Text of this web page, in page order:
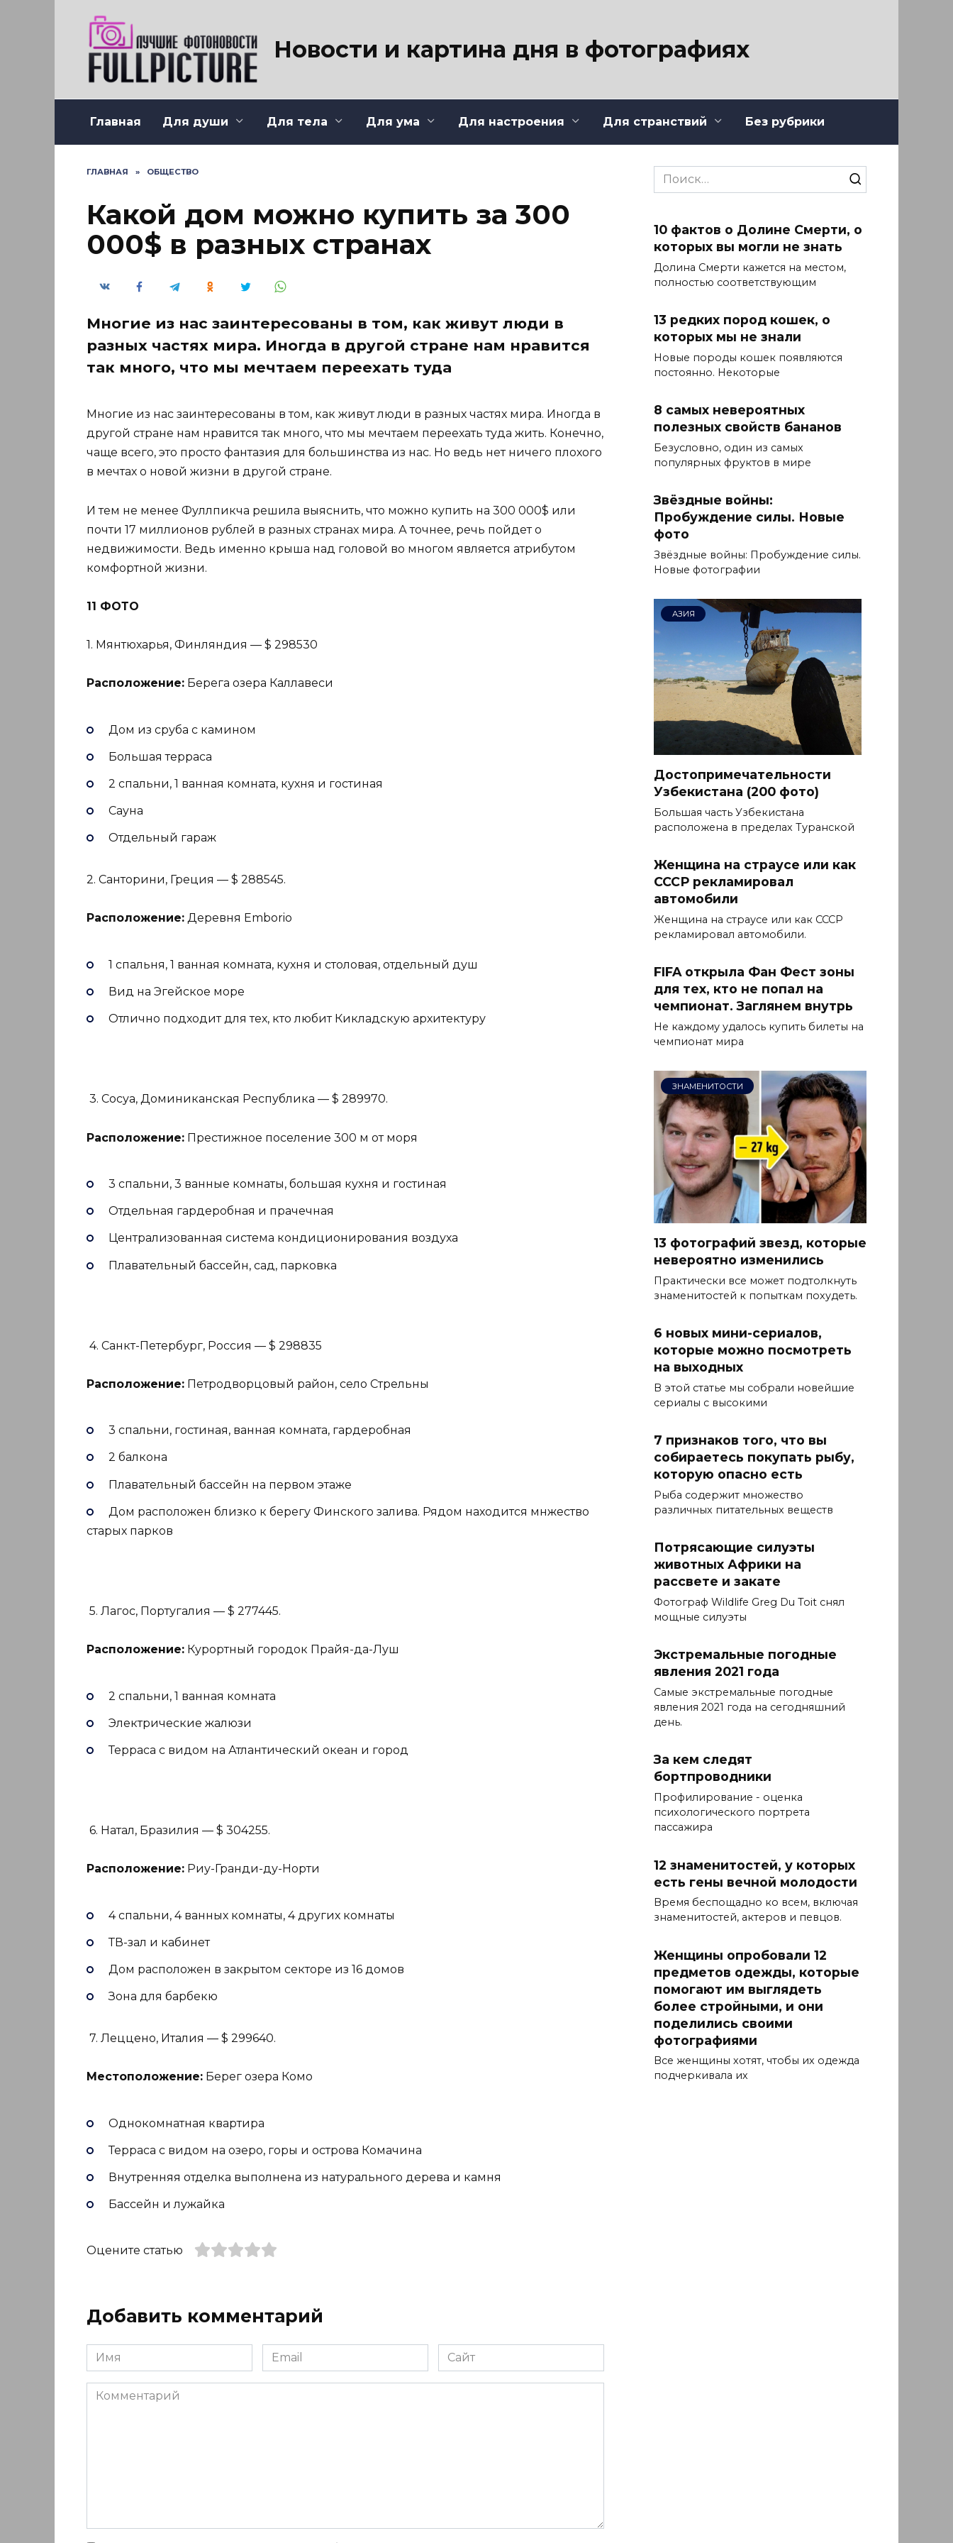
Новости и картина дня в фотографиях
Главная Для души Для тела Для ума Для настроения Для странствий Без рубрики
ГЛАВНАЯ » ОБЩЕСТВО
Какой дом можно купить за 300
000$ в разных странах
Многие из нас заинтересованы в том, как живут люди в
разных частях мира. Иногда в другой стране нам нравится
так много, что мы мечтаем переехать туда
Многие из нас заинтересованы в том, как живут люди в разных частях мира. Иногда в
другой стране нам нравится так много, что мы мечтаем переехать туда жить. Конечно,
чаще всего, это просто фантазия для большинства из нас. Но ведь нет ничего плохого
в мечтах о новой жизни в другой стране.
И тем не менее Фуллпикча решила выяснить, что можно купить на 300 000$ или
почти 17 миллионов рублей в разных странах мира. А точнее, речь пойдет о
недвижимости. Ведь именно крыша над головой во многом является атрибутом
комфортной жизни.
11 ФОТО
1. Мянтюхарья, Финляндия — $ 298530
Расположение: Берега озера Каллавеси
Дом из сруба с камином
Большая терраса
2 спальни, 1 ванная комната, кухня и гостиная
Сауна
Отдельный гараж
2. Санторини, Греция — $ 288545.
Расположение: Деревня Emborio
1 спальня, 1 ванная комната, кухня и столовая, отдельный душ
Вид на Эгейское море
Отлично подходит для тех, кто любит Кикладскую архитектуру
3. Сосуа, Доминиканская Республика — $ 289970.
Расположение: Престижное поселение 300 м от моря
3 спальни, 3 ванные комнаты, большая кухня и гостиная
Отдельная гардеробная и прачечная
Централизованная система кондиционирования воздуха
Плавательный бассейн, сад, парковка
4. Санкт-Петербург, Россия — $ 298835
Расположение: Петродворцовый район, село Стрельны
3 спальни, гостиная, ванная комната, гардеробная
2 балкона
Плавательный бассейн на первом этаже
Дом расположен близко к берегу Финского залива. Рядом находится мнжество
старых парков
5. Лагос, Португалия — $ 277445.
Расположение: Курортный городок Прайя-да-Луш
2 спальни, 1 ванная комната
Электрические жалюзи
Терраса с видом на Атлантический океан и город
6. Натал, Бразилия — $ 304255.
Расположение: Риу-Гранди-ду-Норти
4 спальни, 4 ванных комнаты, 4 других комнаты
ТВ-зал и кабинет
Дом расположен в закрытом секторе из 16 домов
Зона для барбекю
7. Леццено, Италия — $ 299640.
Местоположение: Берег озера Комо
Однокомнатная квартира
Терраса с видом на озеро, горы и острова Комачина
Внутренняя отделка выполнена из натурального дерева и камня
Бассейн и лужайка
Оцените статью
Добавить комментарий
Имя
*
Email
*
Сайт
Комментарий
Search
for:
10 фактов о Долине Смерти, о
которых вы могли не знать
Долина Смерти кажется на местом,
полностью соответствующим
13 редких пород кошек, о
которых мы не знали
Новые породы кошек появляются
постоянно. Некоторые
8 самых невероятных
полезных свойств бананов
Безусловно, один из самых
популярных фруктов в мире
Звёздные войны:
Пробуждение силы. Новые
фото
Звёздные войны: Пробуждение силы.
Новые фотографии
АЗИЯ
Достопримечательности
Узбекистана (200 фото)
Большая часть Узбекистана
расположена в пределах Туранской
Женщина на страусе или как
СССР рекламировал
автомобили
Женщина на страусе или как СССР
рекламировал автомобили.
FIFA открыла Фан Фест зоны
для тех, кто не попал на
чемпионат. Заглянем внутрь
Не каждому удалось купить билеты на
чемпионат мира
ЗНАМЕНИТОСТИ
13 фотографий звезд, которые
невероятно изменились
Практически все может подтолкнуть
знаменитостей к попыткам похудеть.
6 новых мини-сериалов,
которые можно посмотреть
на выходных
В этой статье мы собрали новейшие
сериалы с высокими
7 признаков того, что вы
собираетесь покупать рыбу,
которую опасно есть
Рыба содержит множество
различных питательных веществ
Потрясающие силуэты
животных Африки на
рассвете и закате
Фотограф Wildlife Greg Du Toit снял
мощные силуэты
Экстремальные погодные
явления 2021 года
Самые экстремальные погодные
явления 2021 года на сегодняшний
день.
За кем следят
бортпроводники
Профилирование - оценка
психологического портрета
пассажира
12 знаменитостей, у которых
есть гены вечной молодости
Время беспощадно ко всем, включая
знаменитостей, актеров и певцов.
Женщины опробовали 12
предметов одежды, которые
помогают им выглядеть
более стройными, и они
поделились своими
фотографиями
Все женщины хотят, чтобы их одежда
подчеркивала их